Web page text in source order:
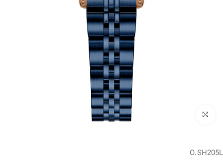
برای بزرگنمایی کلیک کنید
O.SH205L